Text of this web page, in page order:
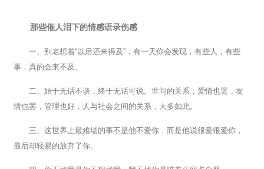
那些催人泪下的情感语录伤感
一、别老想着“以后还来得及”，有一天你会发现，有些人，有些
事，真的会来不及。
二、始于无话不谈，终于无话可说。世间的关系，爱情也罢，友
情也罢，管理也好，人与社会之间的关系，大多如此。
三、这世界上最难堪的事不是他不爱你，而是他说很爱很爱你，
最后却轻易的放弃了你。